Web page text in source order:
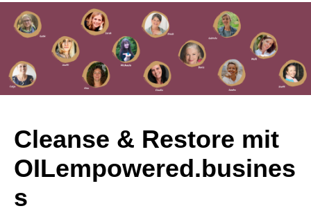
Cleanse & Restore mit
OILempowered.busines
s